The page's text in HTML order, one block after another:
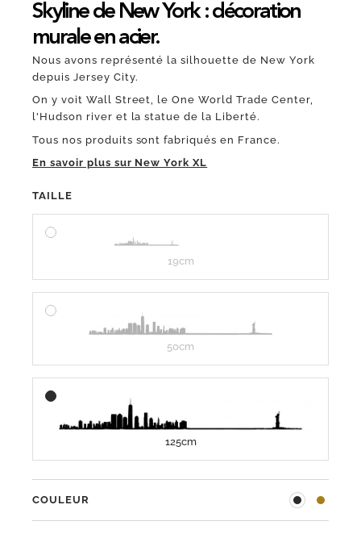
Skyline de New York : décoration
murale en acier.
Nous avons représenté la silhouette de New York
depuis Jersey City.
On y voit Wall Street, le One World Trade Center,
l'Hudson river et la statue de la Liberté.
Tous nos produits sont fabriqués en France.
En savoir plus sur New York XL
TAILLE
19cm
50cm
125cm
COULEUR